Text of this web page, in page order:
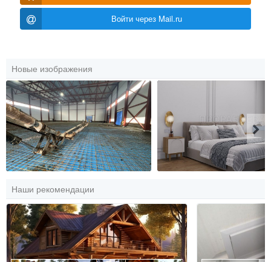
Войти через Mail.ru
Новые изображения
Наши рекомендации